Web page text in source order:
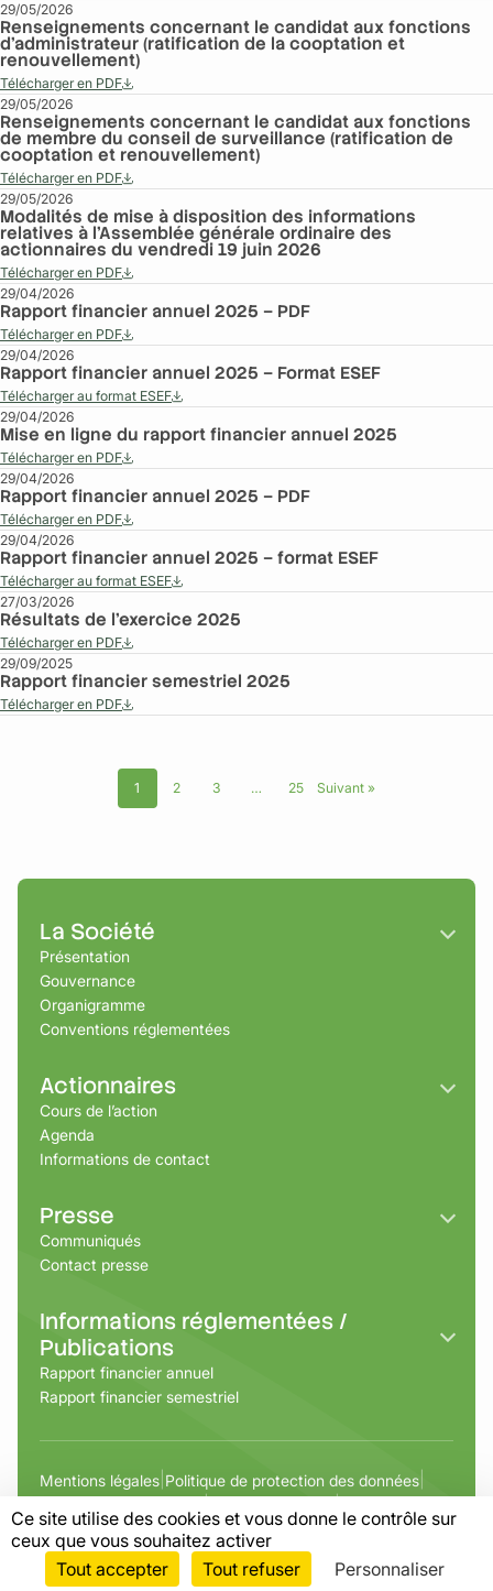
29/05/2026
Renseignements concernant le candidat aux fonctions
d’administrateur (ratification de la cooptation et
renouvellement)
Télécharger en PDF
29/05/2026
Renseignements concernant le candidat aux fonctions
de membre du conseil de surveillance (ratification de
cooptation et renouvellement)
Télécharger en PDF
29/05/2026
Modalités de mise à disposition des informations
relatives à l’Assemblée générale ordinaire des
actionnaires du vendredi 19 juin 2026
Télécharger en PDF
29/04/2026
Rapport financier annuel 2025 – PDF
Télécharger en PDF
29/04/2026
Rapport financier annuel 2025 – Format ESEF
Télécharger au format ESEF
29/04/2026
Mise en ligne du rapport financier annuel 2025
Télécharger en PDF
29/04/2026
Rapport financier annuel 2025 – PDF
Télécharger en PDF
29/04/2026
Rapport financier annuel 2025 – format ESEF
Télécharger au format ESEF
27/03/2026
Résultats de l’exercice 2025
Télécharger en PDF
29/09/2025
Rapport financier semestriel 2025
Télécharger en PDF
1 2 3 … 25 Suivant »
La Société
Présentation
Gouvernance
Organigramme
Conventions réglementées
Actionnaires
Cours de l’action
Agenda
Informations de contact
Presse
Communiqués
Contact presse
Informations réglementées /
Publications
Rapport financier annuel
Rapport financier semestriel
Mentions légales Politique de protection des données
Alerte professionnelle
2026 Financière Moncey, Tous droits réservés.
Ce site utilise des cookies et vous donne le contrôle sur
ceux que vous souhaitez activer
Tout accepter
Tout refuser Personnaliser